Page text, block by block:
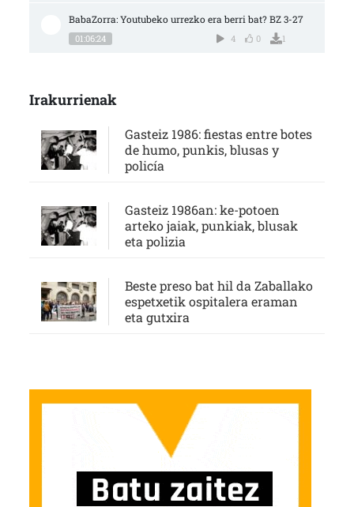
BabaZorra: Youtubeko urrezko era berri bat? BZ 3-27
01:06:24 4 0 1
Irakurrienak
Gasteiz 1986: fiestas entre botes
de humo, punkis, blusas y
policía
Gasteiz 1986an: ke-potoen
arteko jaiak, punkiak, blusak
eta polizia
Beste preso bat hil da Zaballako
espetxetik ospitalera eraman
eta gutxira